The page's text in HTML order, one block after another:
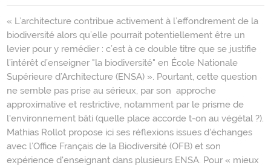
Introduction
« L’architecture contribue activement à l’effondrement de la
biodiversité alors qu’elle pourrait potentiellement être un
levier pour y remédier : c’est à ce double titre que se justifie
l’intérêt d’enseigner "la biodiversité" en École Nationale
Supérieure d’Architecture (ENSA) ». Pourtant, cette question
ne semble pas prise au sérieux, par son approche
approximative et restrictive, notamment par le prisme de
l'environnement bâti (quelle place accorde t-on au végétal ?).
Mathias Rollot propose ici ses réflexions issues d'échanges
avec l’Office Français de la Biodiversité (OFB) et son
expérience d'enseignant dans plusieurs ENSA. Pour « mieux